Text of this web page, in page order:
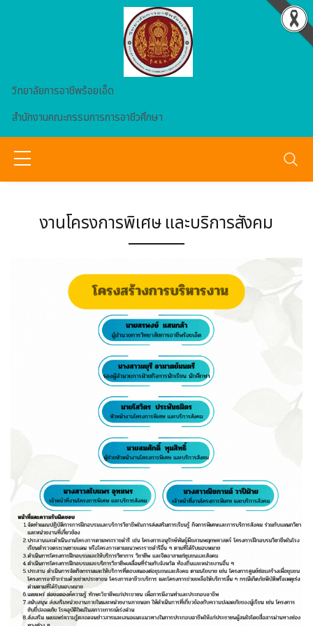
วิทยาลัยการอาชีพร้อยเอ็ด
สำนักงานคณะกรรมการการอาชีวศึกษา
งานโครงการพิเศษ และบริการสังคม